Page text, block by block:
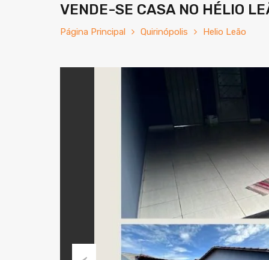
VENDE-SE CASA NO HÉLIO
Página Principal Quirinópolis Helio Leão